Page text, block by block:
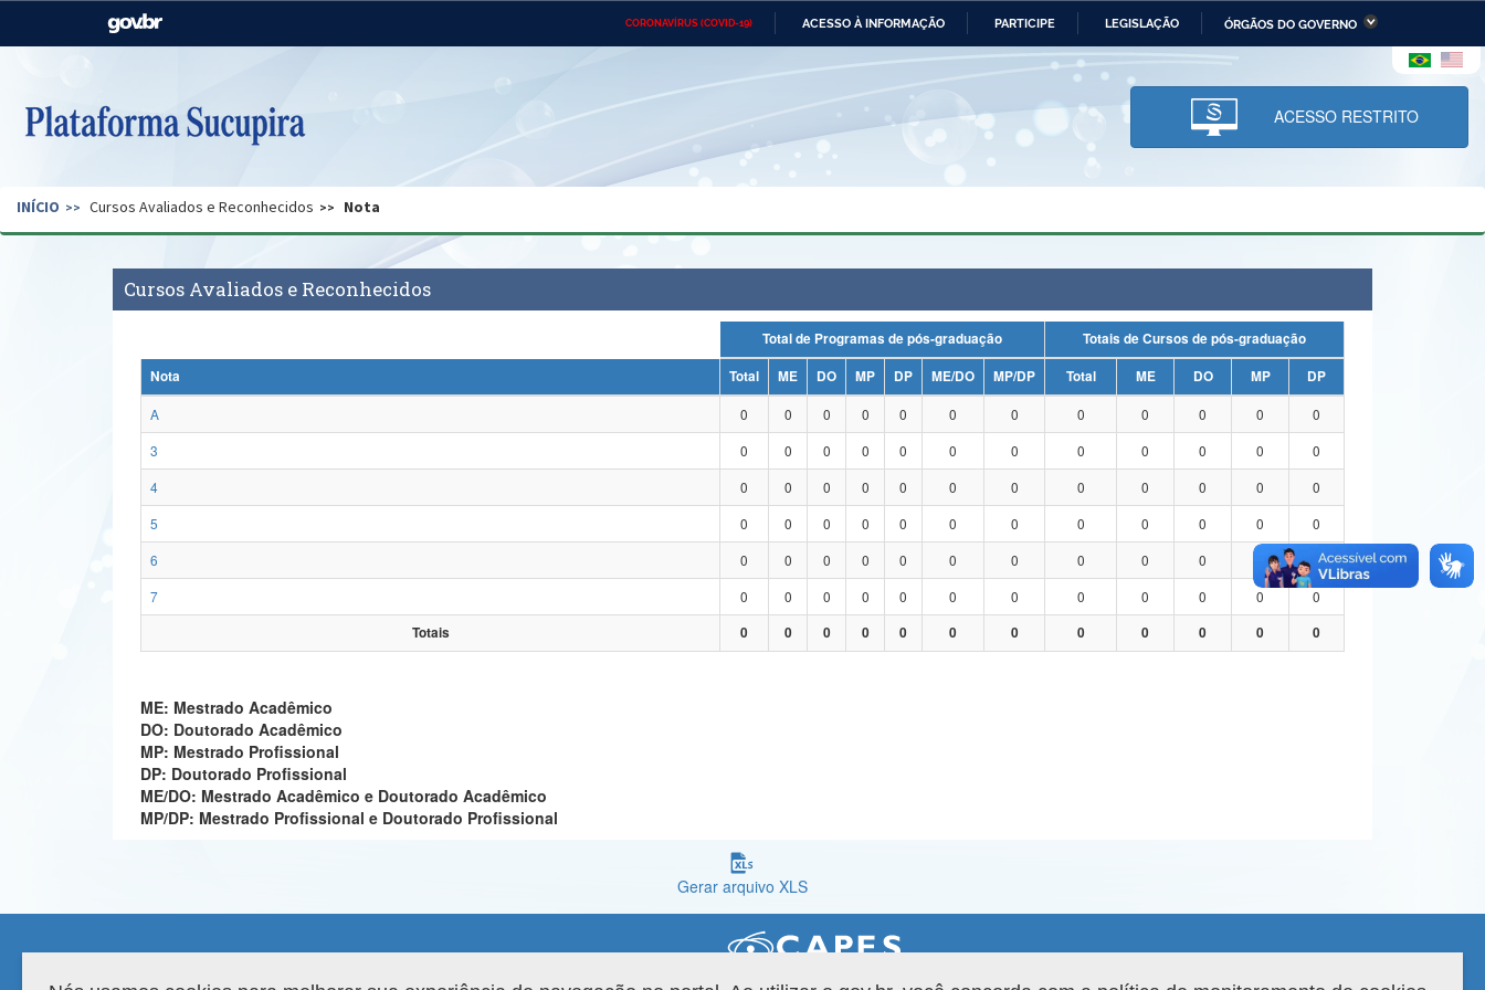
CORONAVÍRUS (COVID-19) ACESSO À INFORMAÇÃO PARTICIPE LEGISLAÇÃO ÓRGÃOS DO GOVERNO
Casa Civil Ministério das Relações Ministério da Economia Ministério da Infraestrutura
Pecuária e Abastecimento
Ministério da Ciência,
Tecnologia, Inovações e
Comunicações
Ministério do Desenvolvimento
Regional e dos Direitos Humanos
Secretaria de Governo Gabinete de Segurança Advocacia-Geral da União Banco Central do Brasil Planalto
ACESSO RESTRITO
INÍCIO Cursos Avaliados e Reconhecidos Nota
Cursos Avaliados e Reconhecidos
Total de Programas de pós-graduação
Totais de Cursos de pós-graduação
Nota
Total ME DO MP DP ME/DO MP/DP Total ME DO MP
DP
A
0 0 0 0 0 0 0 0 0 0 0
0
3
0 0 0 0 0 0 0 0 0 0 0
0
4
0 0 0 0 0 0 0 0 0 0 0
0
5
0 0 0 0 0 0 0 0 0 0 0
0
6
0 0 0 0 0 0 0 0 0 0
0
7
0 0 0 0 0 0 0 0 0 0 0
0
Totais
0 0 0 0 0 0 0 0 0 0 0 0
ME: Mestrado Acadêmico
DO: Doutorado Acadêmico
MP: Mestrado Profissional
DP: Doutorado Profissional
ME/DO: Mestrado Acadêmico e Doutorado Acadêmico
MP/DP: Mestrado Profissional e Doutorado Profissional
Gerar arquivo XLS